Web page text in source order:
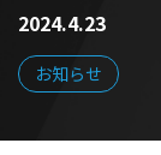
2024.4.23
お知らせ